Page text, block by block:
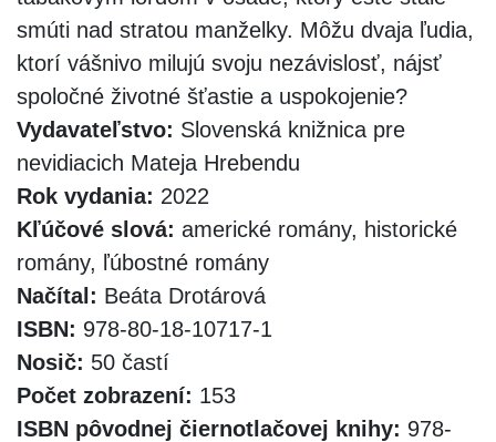
smúti nad stratou manželky. Môžu dvaja ľudia,
ktorí vášnivo milujú svoju nezávislosť, nájsť
spoločné životné šťastie a uspokojenie?
Vydavateľstvo: Slovenská knižnica pre
nevidiacich Mateja Hrebendu
Rok vydania: 2022
Kľúčové slová: americké romány, historické
romány, ľúbostné romány
Načítal: Beáta Drotárová
ISBN: 978-80-18-10717-1
Nosič: 50 častí
Počet zobrazení: 153
ISBN pôvodnej čiernotlačovej knihy: 978-